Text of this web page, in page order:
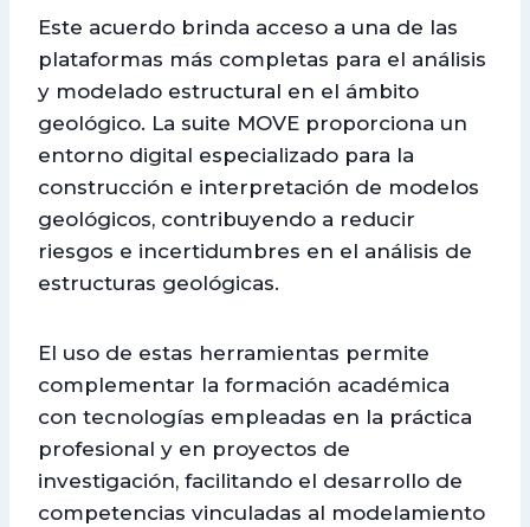
Este acuerdo brinda acceso a una de las
plataformas más completas para el análisis
y modelado estructural en el ámbito
geológico. La suite MOVE proporciona un
entorno digital especializado para la
construcción e interpretación de modelos
geológicos, contribuyendo a reducir
riesgos e incertidumbres en el análisis de
estructuras geológicas.
El uso de estas herramientas permite
complementar la formación académica
con tecnologías empleadas en la práctica
profesional y en proyectos de
investigación, facilitando el desarrollo de
competencias vinculadas al modelamiento